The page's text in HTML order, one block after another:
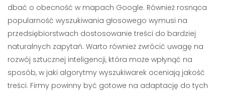
dbać o obecność w mapach Google. Również rosnąca
popularność wyszukiwania głosowego wymusi na
przedsiębiorstwach dostosowanie treści do bardziej
naturalnych zapytań. Warto również zwrócić uwagę na
rozwój sztucznej inteligencji, która może wpłynąć na
sposób, w jaki algorytmy wyszukiwarek oceniają jakość
treści. Firmy powinny być gotowe na adaptację do tych